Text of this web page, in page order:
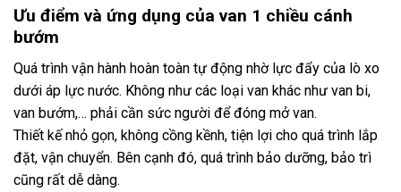
Ưu điểm và ứng dụng của van 1 chiều cánh
bướm
Quá trình vận hành hoàn toàn tự động nhờ lực đẩy của lò xo
dưới áp lực nước. Không như các loại van khác như van bi,
van bướm,… phải cần sức người để đóng mở van.
Thiết kế nhỏ gọn, không cồng kềnh, tiện lợi cho quá trình lắp
đặt, vận chuyển. Bên cạnh đó, quá trình bảo dưỡng, bảo trì
cũng rất dễ dàng.